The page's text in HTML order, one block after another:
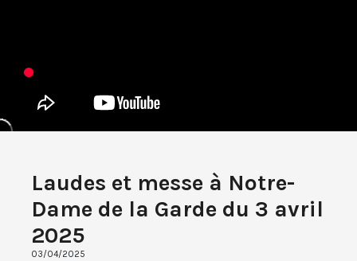
Laudes et messe à Notre-
Dame de la Garde du 3 avril
2025
03/04/2025